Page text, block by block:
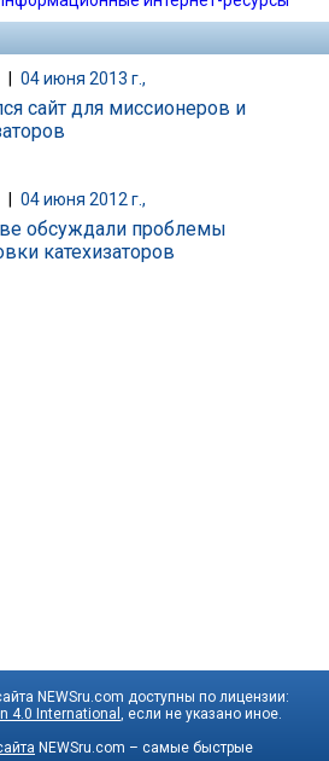
| 04 июня 2013 г.,
сайт для миссионеров и
04 июня 2012 г.,
обсуждали проблемы
катехизаторов
NEWSru.com доступны по лицензии:
4.0 International , если не указано иное.
NEWSru.com – самые быстрые